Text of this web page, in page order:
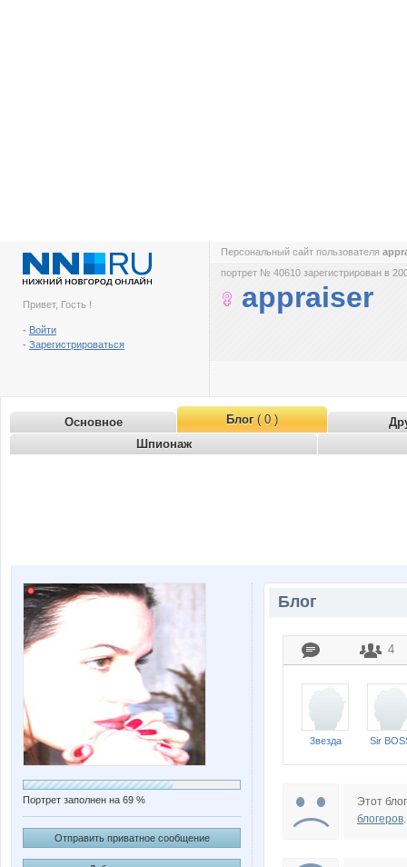
Привет, Гость !
- Войти
- Зарегистрироваться
Персональный сайт пользователя
портрет № 40610 зарегистрирован в
appraiser
Основное Блог( 0 )
Шпионаж
Портрет заполнен на 69 %
Отправить приватное сообщение
Блог
4
3везда Sir
Этот
блогеров.